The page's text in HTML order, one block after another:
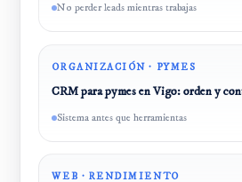
No perder leads mientras trabajas
ORGANIZACIÓN · PYMES
CRM para pymes en Vigo: orden y
Sistema antes que herramientas
WEB · RENDIMIENTO